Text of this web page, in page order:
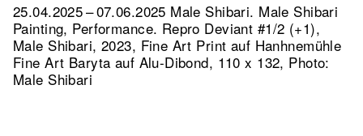
25.04.2025 – 07.06.2025 Male Shibari. Male Shibari
Painting, Performance. Repro Deviant #1/2 (+1),
Male Shibari, 2023, Fine Art Print auf Hanhnemühle
Fine Art Baryta auf Alu-Dibond, 110 x 132, Photo:
Male Shibari